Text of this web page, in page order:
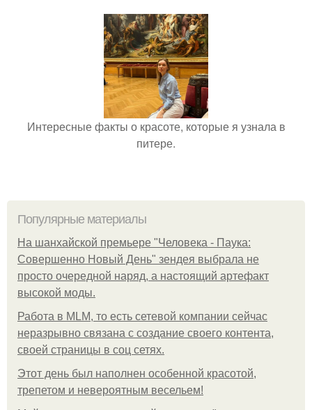
Интересные факты о красоте, которые я узнала в
питере.
Популярные материалы
На шанхайской премьере "Человека - Паука:
Совершенно Новый День" зендея выбрала не
просто очередной наряд, а настоящий артефакт
высокой моды.
Работа в MLM, то есть сетевой компании сейчас
неразрывно связана с создание своего контента,
своей страницы в соц сетях.
Этот день был наполнен особенной красотой,
трепетом и невероятным весельем!